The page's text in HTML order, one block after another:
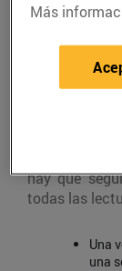
de tus
contador
¡Te lo
Si pulsas de
hay que
todas las
Una
una
Más